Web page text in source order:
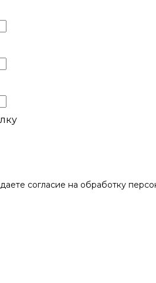
согласие на обработку